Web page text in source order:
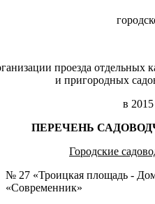
проезда отдельных
и пригородных
в
ПЕРЕЧЕНЬ
Городские
№ 27 «Троицкая площадь -
«Современник»